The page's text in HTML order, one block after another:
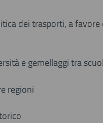
dei trasporti, a
e gemellaggi tra
regioni